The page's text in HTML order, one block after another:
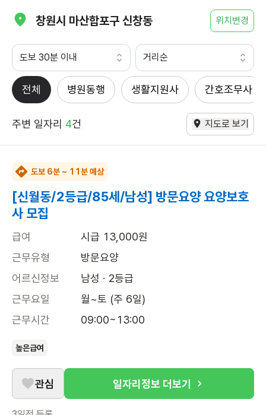
창원시 마산합포구 신창동 위치변경
도보 30분 이내 거리순
전체 병원동행 생활지원사 간호조무사
주변 일자리 4건 지도로 보기
도보 6분 ~ 11분 예상
[신월동/2등급/85세/남성] 방문요양 요양보호
사 모집
급여
시급 13,000원
근무유형
방문요양
어르신정보
남성 · 2등급
근무요일
월~토 (주 6일)
근무시간
09:00~13:00
높은급여
관심 일자리정보 더보기